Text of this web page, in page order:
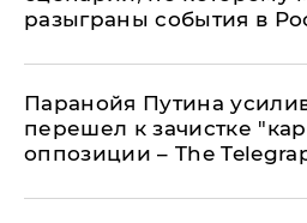
разыграны события в
Паранойя Путина
перешел к зачистке
оппозиции – The